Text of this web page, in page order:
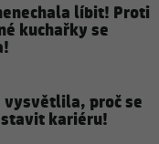
líbit! Proti
kuchařky se
vysvětlila, proč se
kariéru!